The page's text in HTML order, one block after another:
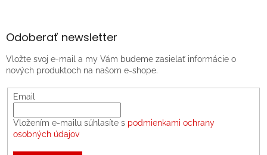
Odoberať newsletter
Vložte svoj e-mail a my Vám budeme zasielať informácie o
nových produktoch na našom e-shope.
Email
Vložením e-mailu súhlasíte s podmienkami ochrany
osobných údajov